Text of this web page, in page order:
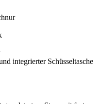
integrierter Schüsseltasche